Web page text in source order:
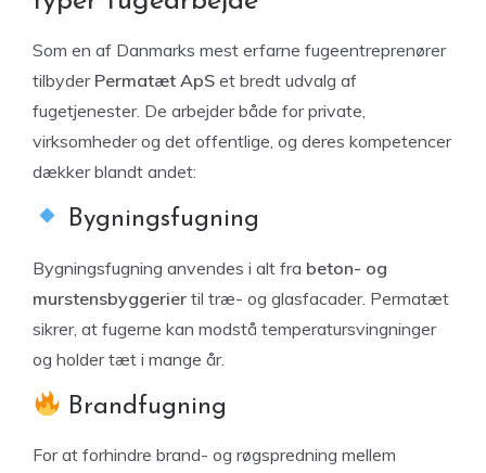
Som en af Danmarks mest erfarne fugeentreprenører
tilbyder Permatæt ApS et bredt udvalg af
fugetjenester. De arbejder både for private,
virksomheder og det offentlige, og deres kompetencer
dækker blandt andet:
Bygningsfugning
Bygningsfugning anvendes i alt fra beton- og
murstensbyggerier til træ- og glasfacader. Permatæt
sikrer, at fugerne kan modstå temperatursvingninger
og holder tæt i mange år.
Brandfugning
For at forhindre brand- og røgspredning mellem